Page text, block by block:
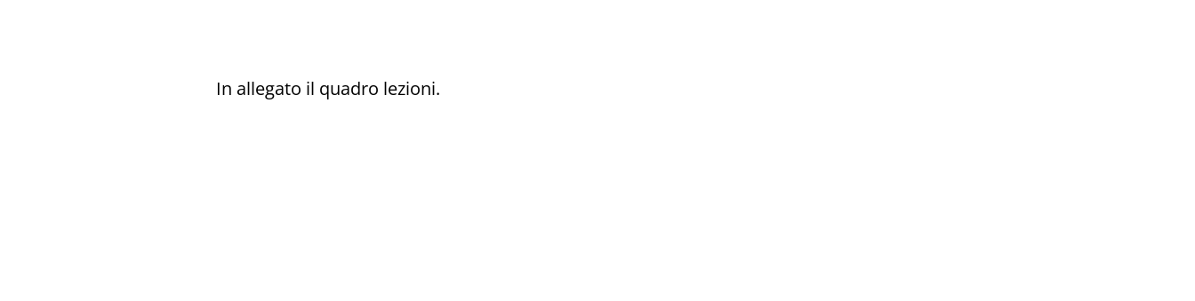
In allegato il quadro lezioni.